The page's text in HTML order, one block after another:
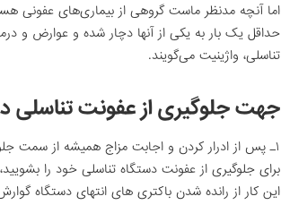
اما آنچه مدنظر ماست گروهی از بیماری‌های عفونی
حداقل یک بار به یکی از آنها دچار شده و عوارض و
تناسلی، واژینیت می‌گویند.
جهت جلوگیری از عفونت تناسلی
۱ـ پس از ادرار کردن و اجابت مزاج همیشه از سمت جلو به طرف عقب،
برای جلوگیری از عفونت دستگاه تناسلی خود را بشویید،
این کار از رانده شدن باکتری های انتهای دستگاه